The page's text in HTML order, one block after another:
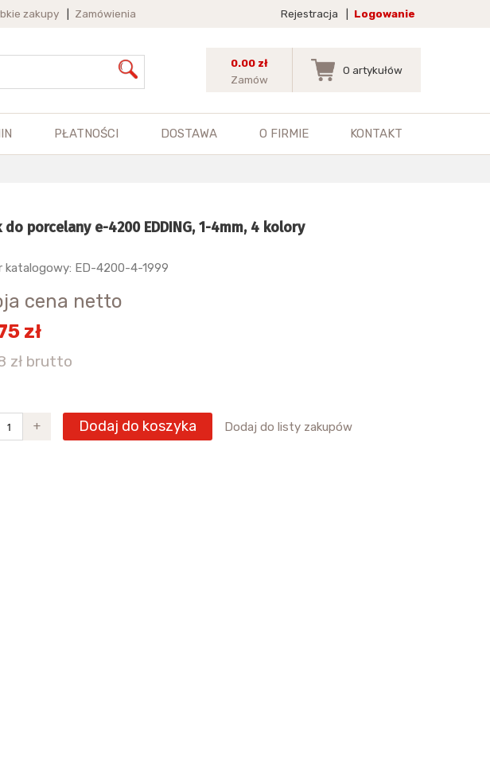
zakupy Zamówienia Rejestracja Logowanie
0.00 zł
Zamów
0 artykułów
PŁATNOŚCI DOSTAWA O FIRMIE KONTAKT
do porcelany e-4200 EDDING, 1-4mm, 4 kolory
katalogowy: ED-4200-4-1999
cena netto
zł
zł brutto
+ Dodaj do koszyka Dodaj do listy zakupów